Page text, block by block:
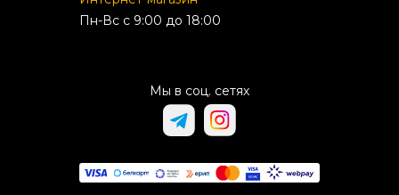
Пн-Вс с 9:00 до 18:00
Мы в соц. сетях